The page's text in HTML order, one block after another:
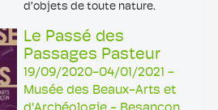
d’objets de toute nature.
Le Passé des
Passages Pasteur
19/09/2020-04/01/2021 -
Musée des Beaux-Arts et